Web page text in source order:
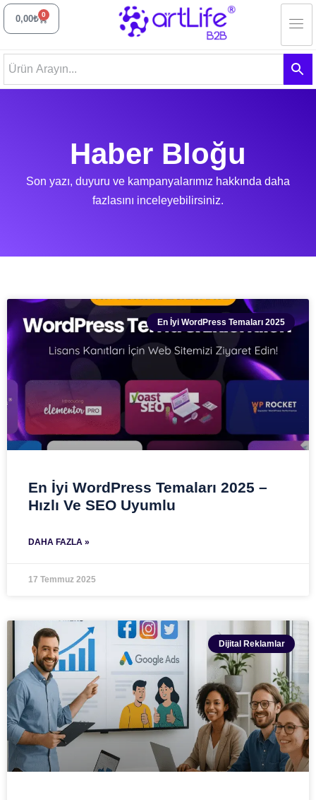
0,00₺ 0
Haber Bloğu
Son yazı, duyuru ve kampanyalarımız hakkında daha
fazlasını inceleyebilirsiniz.
En İyi WordPress Temaları 2025
En İyi WordPress Temaları 2025 –
Hızlı Ve SEO Uyumlu
DAHA FAZLA »
17 Temmuz 2025
Dijital Reklamlar